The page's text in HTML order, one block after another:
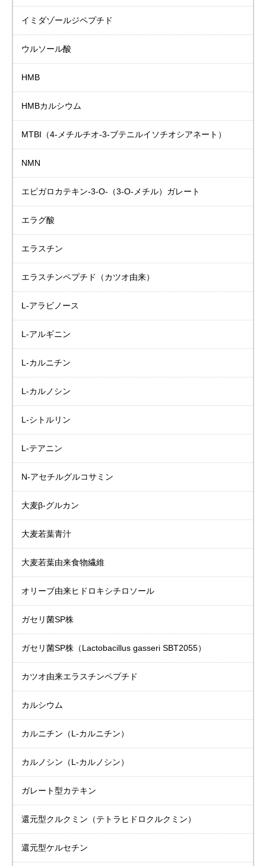
イミダゾールジペプチド
ウルソール酸
HMB
HMBカルシウム
MTBI （4-メチルチオ-3-ブテニルイソチオシアネート）
NMN
エピガロカテキン-3-Ο-（3-Ο-メチル）ガレート
エラグ酸
エラスチン
エラスチンペプチド （カツオ由来）
L-アラビノース
L-アルギニン
L-カルニチン
L-カルノシン
L-シトルリン
L-テアニン
N-アセチルグルコサミン
大麦β-グルカン
大麦若葉青汁
大麦若葉由来食物繊維
オリーブ由来ヒドロキシチロソール
ガセリ菌SP株
ガセリ菌SP株 （Lactobacillus gasseri SBT2055）
カツオ由来エラスチンペプチド
カルシウム
カルニチン （L-カルニチン）
カルノシン （L-カルノシン）
ガレート型カテキン
還元型クルクミン（テトラヒドロクルクミン）
還元型ケルセチン